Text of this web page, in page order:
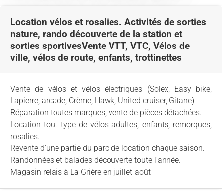
Location vélos et rosalies. Activités de sorties
nature, rando découverte de la station et
sorties sportivesVente VTT, VTC, Vélos de
ville, vélos de route, enfants, trottinettes
Vente de vélos et vélos électriques (Solex, Easy bike,
Lapierre, arcade, Crème, Hawk, United cruiser, Gitane)
Réparation toutes marques, vente de pièces détachées.
Location tout type de vélos adultes, enfants, remorques,
rosalies.
Revente d'une partie du parc de location chaque saison.
Randonnées et balades découverte toute l'année.
Magasin relais à La Grière en juillet-août